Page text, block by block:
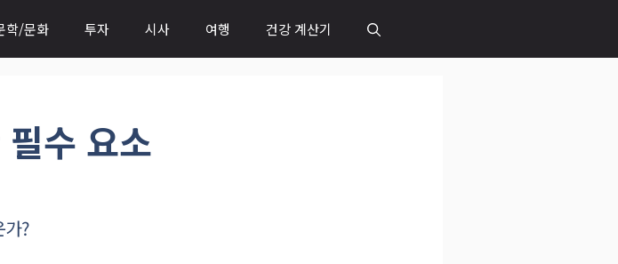
학/문화 투자 시사 여행 건강 계산기
수 요소
?